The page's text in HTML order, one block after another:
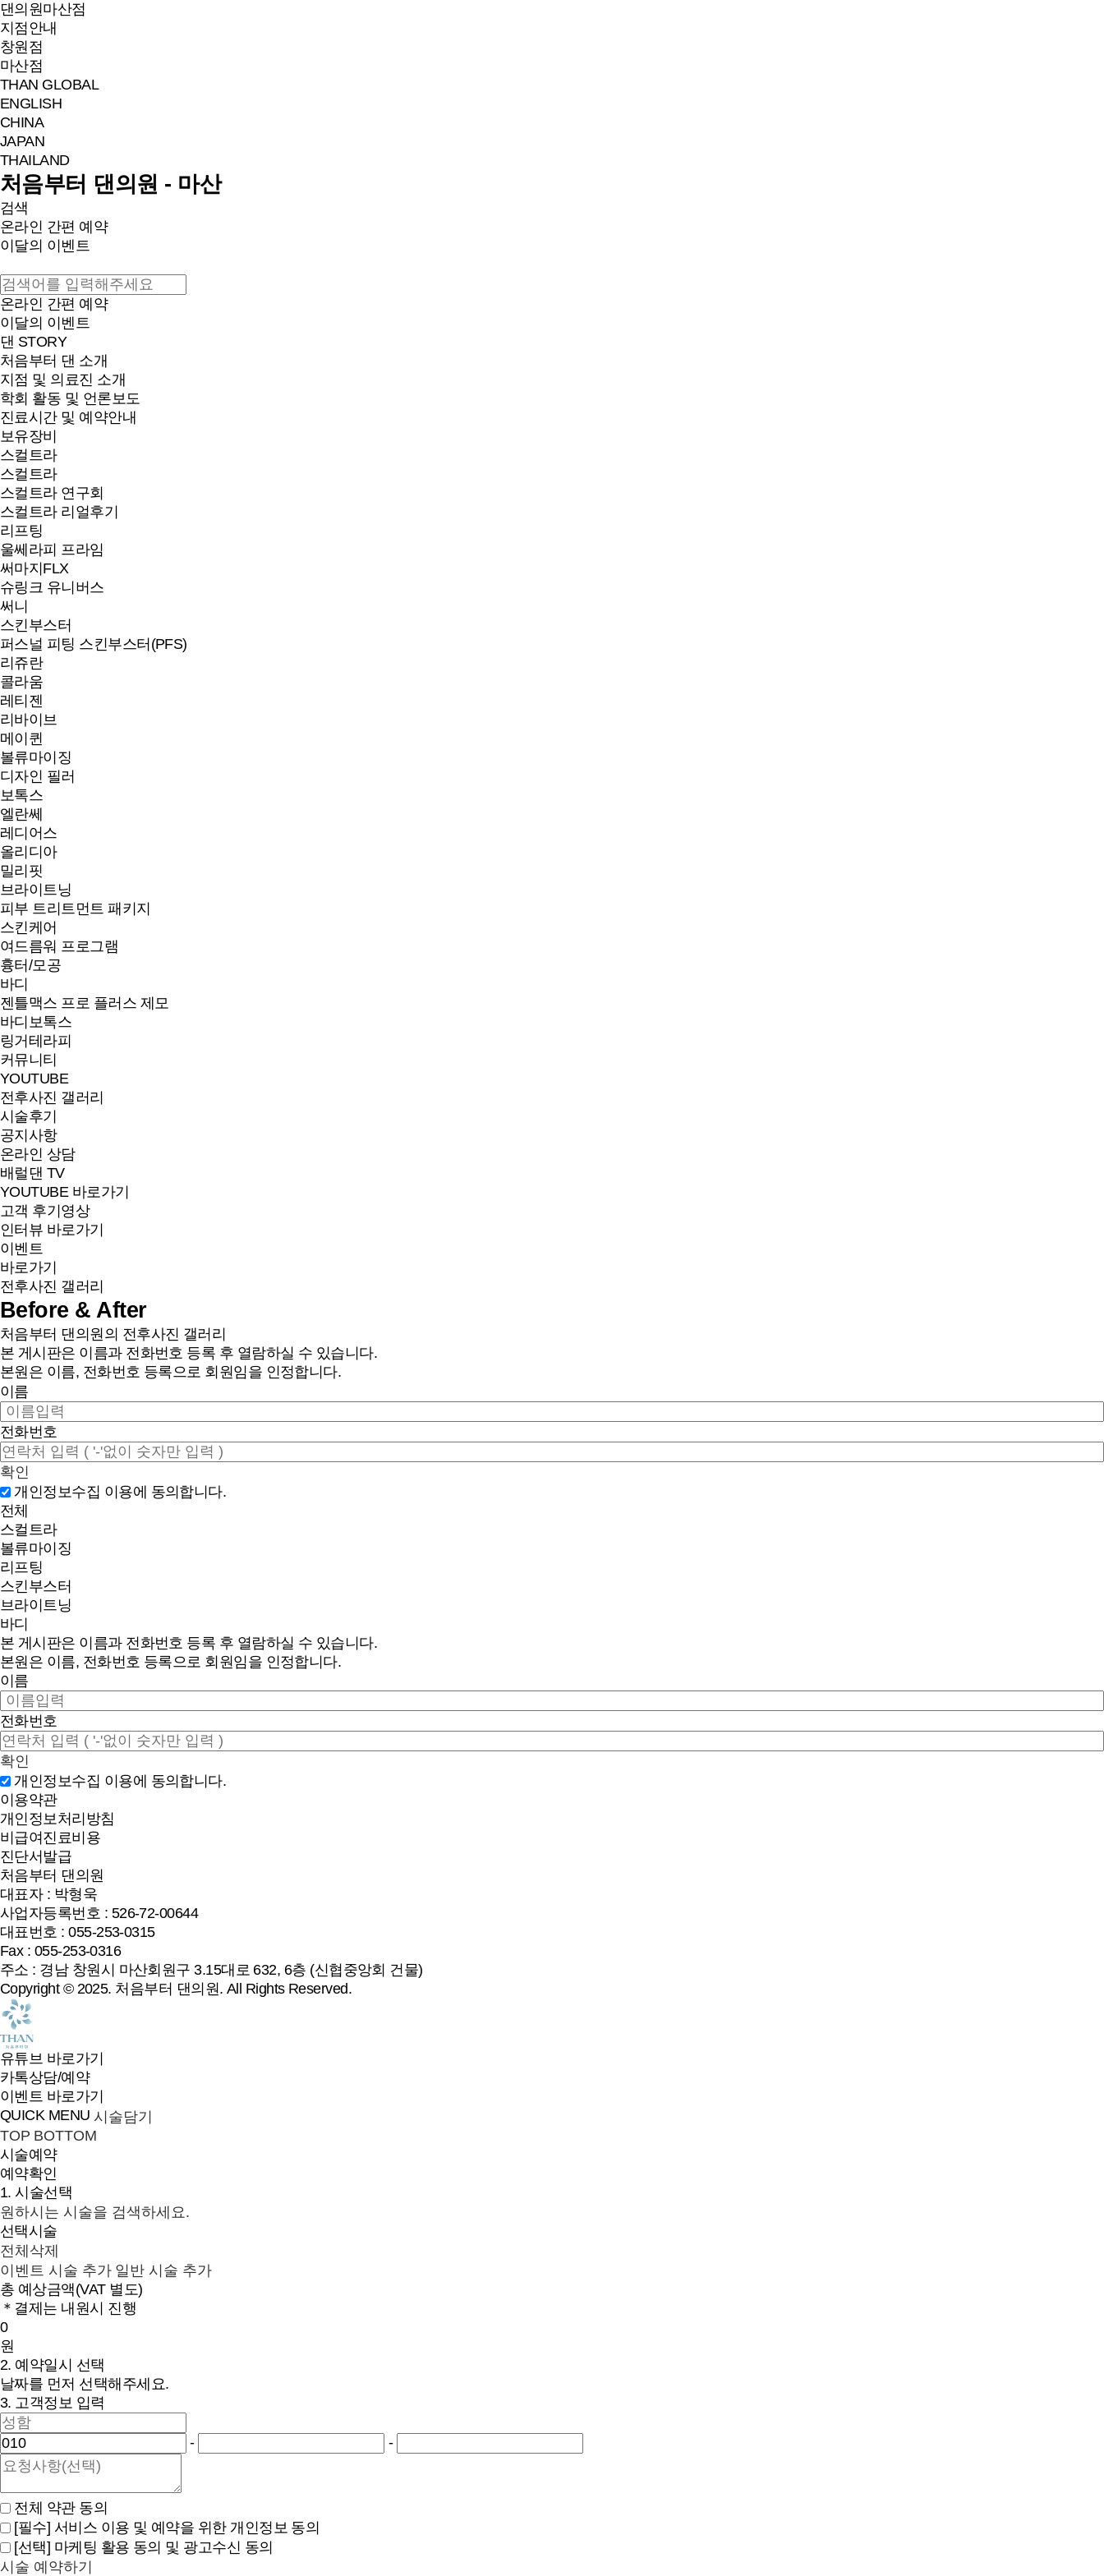
댄의원마산점
지점안내
창원점
마산점
THAN GLOBAL
ENGLISH
CHINA
JAPAN
THAILAND
처음부터 댄의원 - 마산
검색
온라인 간편 예약
이달의 이벤트
온라인 간편 예약
이달의 이벤트
댄 STORY
처음부터 댄 소개
지점 및 의료진 소개
학회 활동 및 언론보도
진료시간 및 예약안내
보유장비
스컬트라
스컬트라
스컬트라 연구회
스컬트라 리얼후기
리프팅
울쎄라피 프라임
써마지FLX
슈링크 유니버스
써니
스킨부스터
퍼스널 피팅 스킨부스터(PFS)
리쥬란
콜라움
레티젠
리바이브
메이퀸
볼류마이징
디자인 필러
보톡스
엘란쎄
레디어스
올리디아
밀리핏
브라이트닝
피부 트리트먼트 패키지
스킨케어
여드름워 프로그램
흉터/모공
바디
젠틀맥스 프로 플러스 제모
바디보톡스
링거테라피
커뮤니티
YOUTUBE
전후사진 갤러리
시술후기
공지사항
온라인 상담
배럴댄 TV
YOUTUBE 바로가기
고객 후기영상
인터뷰 바로가기
이벤트
바로가기
전후사진 갤러리
Before & After
처음부터 댄의원의 전후사진 갤러리
본 게시판은 이름과 전화번호 등록 후 열람하실 수 있습니다.
본원은 이름, 전화번호 등록으로 회원임을 인정합니다.
이름
전화번호
확인
개인정보수집 이용에 동의합니다.
전체
스컬트라
볼류마이징
리프팅
스킨부스터
브라이트닝
바디
본 게시판은 이름과 전화번호 등록 후 열람하실 수 있습니다.
본원은 이름, 전화번호 등록으로 회원임을 인정합니다.
이름
전화번호
확인
개인정보수집 이용에 동의합니다.
이용약관
개인정보처리방침
비급여진료비용
진단서발급
처음부터 댄의원
대표자 : 박형욱
사업자등록번호 : 526-72-00644
대표번호 : 055-253-0315
Fax : 055-253-0316
주소 : 경남 창원시 마산회원구 3.15대로 632, 6층 (신협중앙회 건물)
Copyright © 2025. 처음부터 댄의원. All Rights Reserved.
유튜브 바로가기
카톡상담/예약
이벤트 바로가기
QUICK MENU 시술담기
TOP BOTTOM
시술예약
예약확인
1. 시술선택
원하시는 시술을 검색하세요.
선택시술
전체삭제
이벤트 시술 추가 일반 시술 추가
총 예상금액(VAT 별도)
＊결제는 내원시 진행
0
원
2. 예약일시 선택
날짜를 먼저 선택해주세요.
3. 고객정보 입력
- -
전체 약관 동의
[필수] 서비스 이용 및 예약을 위한 개인정보 동의
[선택] 마케팅 활용 동의 및 광고수신 동의
시술 예약하기